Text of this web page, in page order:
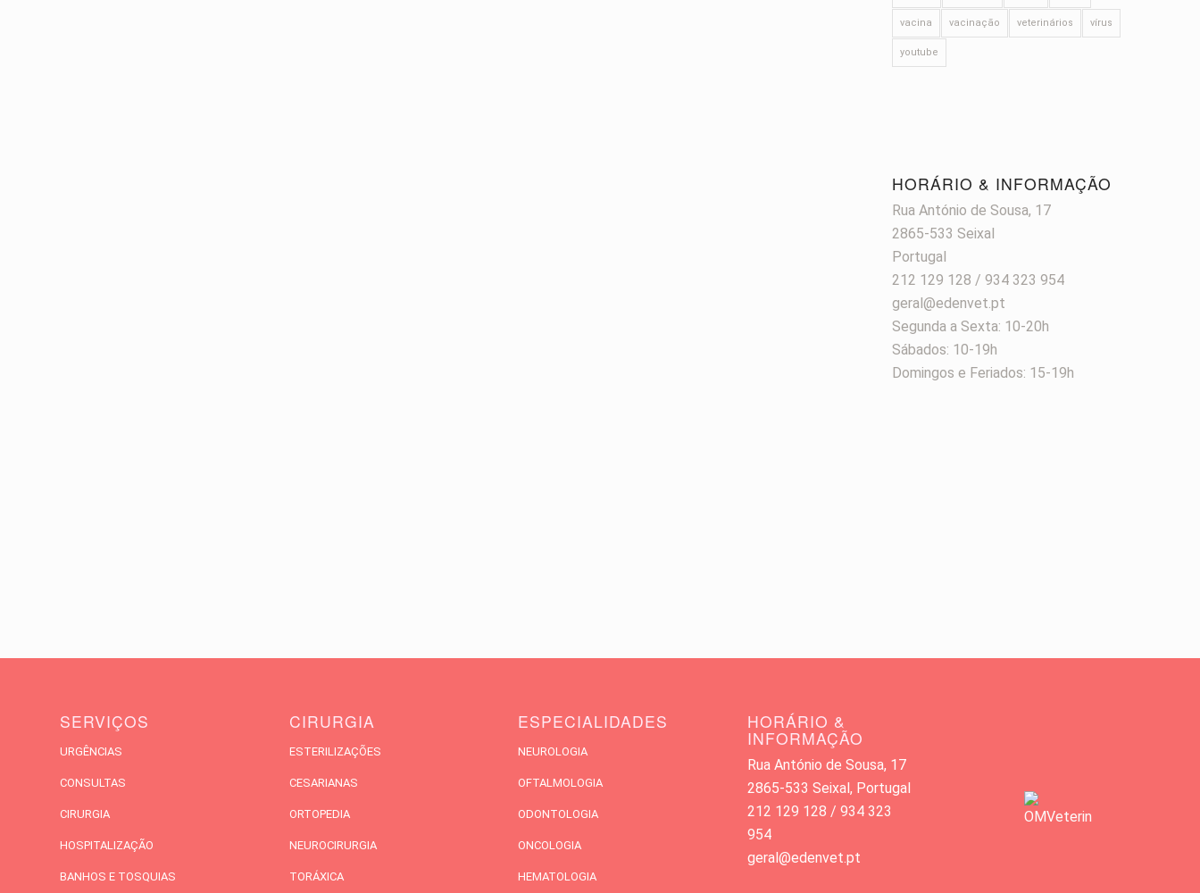
vacina vacinação veterinários vírus
youtube
HORÁRIO & INFORMAÇÃO
Rua António de Sousa, 17
2865-533 Seixal
Portugal
212 129 128 / 934 323 954
geral@edenvet.pt
Segunda a Sexta: 10-20h
Sábados: 10-19h
Domingos e Feriados: 15-19h
SERVIÇOS
URGÊNCIAS
CONSULTAS
CIRURGIA
HOSPITALIZAÇÃO
BANHOS E TOSQUIAS
CIRURGIA
ESTERILIZAÇÕES
CESARIANAS
ORTOPEDIA
NEUROCIRURGIA
TORÁXICA
ESPECIALIDADES
NEUROLOGIA
OFTALMOLOGIA
ODONTOLOGIA
ONCOLOGIA
HEMATOLOGIA
HORÁRIO &
INFORMAÇÃO
Rua António de Sousa, 17
2865-533 Seixal, Portugal
212 129 128 / 934 323
954
geral@edenvet.pt